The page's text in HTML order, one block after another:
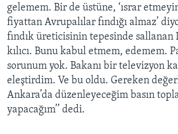
gelemem. Bir de üstüne, ‘ısrar
fiyattan Avrupalılar fındığı almaz’
fındık üreticisinin tepesinde sallanan
kılıcı. Bunu kabul etmem, edemem.
sorunum yok. Bakanı bir televizyon
eleştirdim. Ve bu oldu. Gereken
Ankara’da düzenleyeceğim basın
yapacağım’’ dedi.